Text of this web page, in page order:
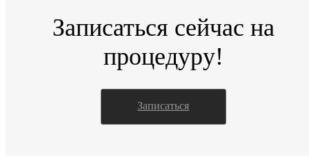
Записаться сейчас на
процедуру!
Записаться